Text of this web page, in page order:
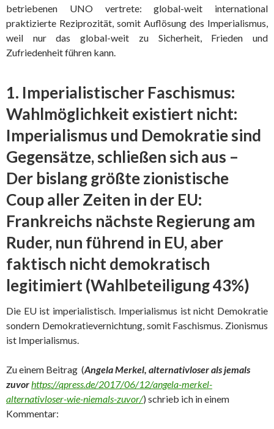
betriebenen UNO vertrete: global-weit international
praktizierte Reziprozität, somit Auflösung des Imperialismus,
weil nur das global-weit zu Sicherheit, Frieden und
Zufriedenheit führen kann.
1. Imperialistischer Faschismus:
Wahlmöglichkeit existiert nicht:
Imperialismus und Demokratie sind
Gegensätze, schließen sich aus –
Der bislang größte zionistische
Coup aller Zeiten in der EU:
Frankreichs nächste Regierung am
Ruder, nun führend in EU, aber
faktisch nicht demokratisch
legitimiert (Wahlbeteiligung 43%)
Die EU ist imperialistisch. Imperialismus ist nicht Demokratie
sondern Demokratievernichtung, somit Faschismus. Zionismus
ist Imperialismus.
Zu einem Beitrag (Angela Merkel, alternativloser als jemals
zuvorhttps://qpress.de/2017/06/12/angela-merkel-
alternativloser-wie-niemals-zuvor/) schrieb ich in einem
Kommentar: